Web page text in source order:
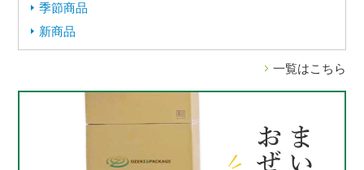
季節商品
新商品
一覧はこちら